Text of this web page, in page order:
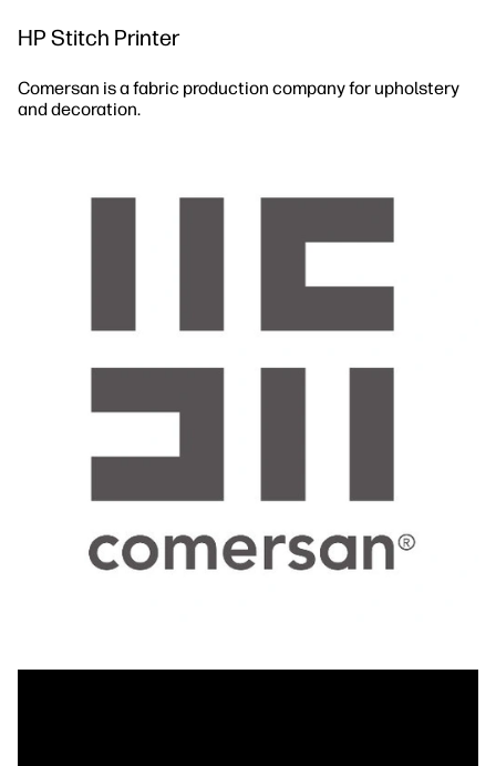
HP Stitch Printer
Comersan is a fabric production company for upholstery
and decoration.